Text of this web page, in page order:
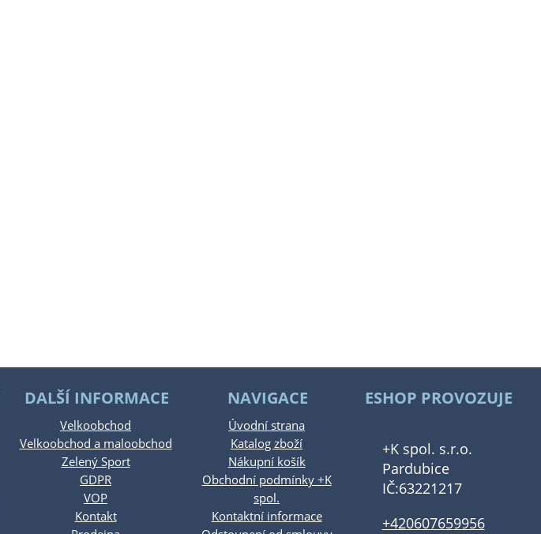
DALŠÍ INFORMACE
Velkoobchod
Velkoobchod a maloobchod
Zelený Sport
GDPR
VOP
Kontakt
NAVIGACE
Úvodní strana
Katalog zboží
Nákupní košík
Obchodní podmínky +K
spol.
Kontaktní informace
ESHOP PROVOZUJE
+K spol. s.r.o.
Pardubice
IČ:63221217
+420607659956